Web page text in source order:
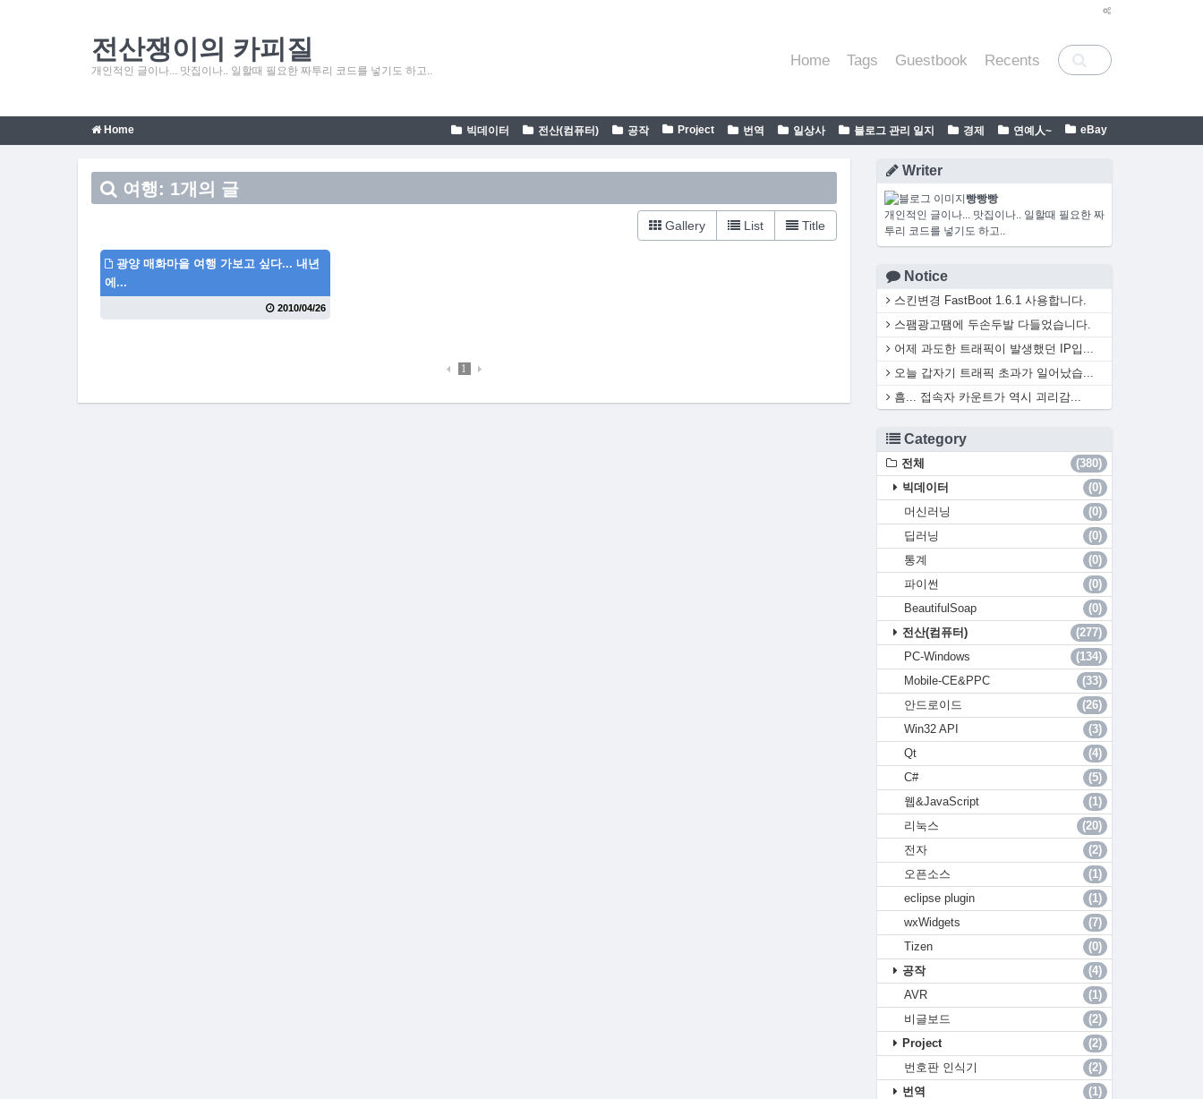
Home Tags Guestbook Recents
전산쟁이의 카피질
개인적인 글이나... 맛집이나.. 일할때 필요한 짜투리 코드를 넣기도 하고..
빅데이터 전산(컴퓨터) 공작 Project 번역 일상사 블로그 관리 일지 경제 연예人~ eBay
Home
여행: 1개의 글
Gallery List Title
광양 매화마을 여행 가보고 싶다... 내년
에...
2010/04/26
1
Writer
빵빵빵
개인적인 글이나... 맛집이나.. 일할때 필요한 짜
투리 코드를 넣기도 하고..
Notice
스킨변경 FastBoot 1.6.1 사용합니다.
스팸광고땜에 두손두발 다들었습니다.
어제 과도한 트래픽이 발생했던 IP입...
오늘 갑자기 트래픽 초과가 일어났습...
흠... 접속자 카운트가 역시 괴리감...
Category
전체
(380)
빅데이터
(0)
머신러닝
(0)
딥러닝
(0)
통계
(0)
파이썬
(0)
BeautifulSoap
(0)
전산(컴퓨터)
(277)
PC-Windows
(134)
Mobile-CE&PPC
(33)
안드로이드
(26)
Win32 API
(3)
Qt
(4)
C#
(5)
웹&JavaScript
(1)
리눅스
(20)
전자
(2)
오픈소스
(1)
eclipse plugin
(1)
wxWidgets
(7)
Tizen
(0)
공작
(4)
AVR
(1)
비글보드
(2)
Project
(2)
번호판 인식기
(2)
번역
(1)